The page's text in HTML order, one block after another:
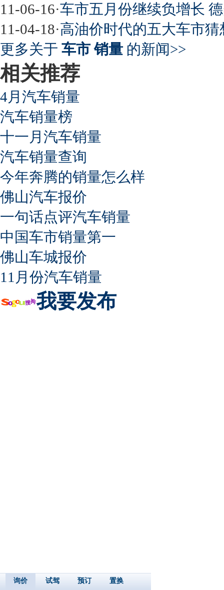
11-06-16·车市五月份继续负增长
11-04-18·高油价时代的五大车市猜
更多关于 车市 销量 的新闻>>
相关推荐
4月汽车销量
汽车销量榜
十一月汽车销量
汽车销量查询
今年奔腾的销量怎么样
佛山汽车报价
一句话点评汽车销量
中国车市销量第一
佛山车城报价
11月份汽车销量
我要发布
询价 试驾 预订 置换